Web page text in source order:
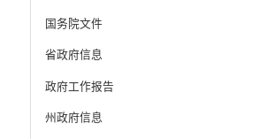
国务院文件
省政府信息
政府工作报告
州政府信息